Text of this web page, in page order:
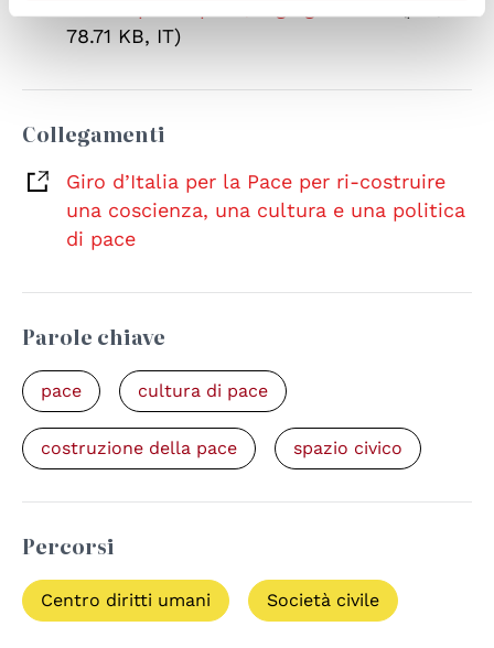
d'Italia per la pace, 6 giugno 2026 (pdf,
78.71 KB, IT)
Collegamenti
Giro d’Italia per la Pace per ri-costruire
una coscienza, una cultura e una politica
di pace
Parole chiave
pace cultura di pace
costruzione della pace spazio civico
Percorsi
Centro diritti umani Società civile